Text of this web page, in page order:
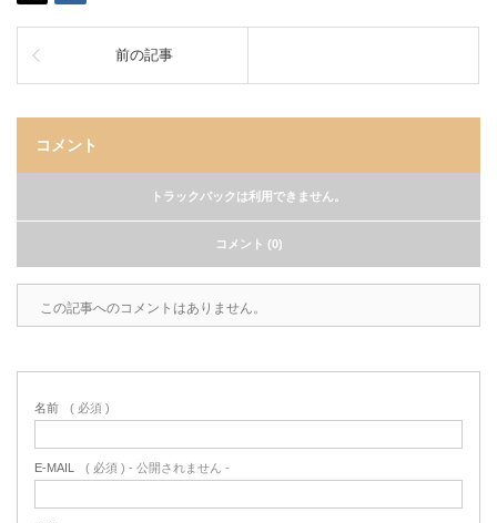
前の記事
コメント
トラックバックは利用できません。
コメント (0)
この記事へのコメントはありません。
名前 ( 必須 )
E-MAIL ( 必須 ) - 公開されません -